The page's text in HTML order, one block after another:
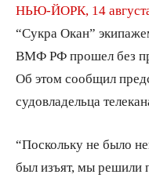
НЬЮ-ЙОРК, 14
“Сукра Окан”
ВМФ РФ прошел без
Об этом сообщил
судовладельца
“Поскольку не было
был изъят, мы решили